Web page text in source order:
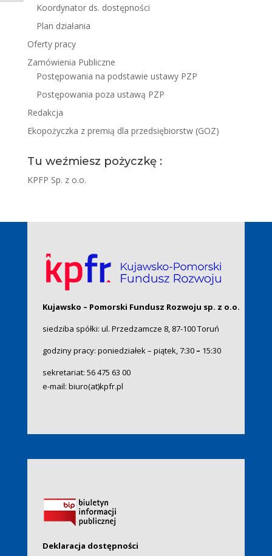
Koordynator ds. dostępności
Plan działania
Oferty pracy
Zamówienia Publiczne
Postępowania na podstawie ustawy PZP
Postępowania poza ustawą PZP
Redakcja
Ekopożyczka z premią dla przedsiębiorstw (GOZ)
Tu weźmiesz pożyczkę :
KPFP Sp. z o.o.
Kujawsko – Pomorski Fundusz Rozwoju sp. z o.o.
siedziba spółki: ul. Przedzamcze 8, 87-100 Toruń
godziny pracy: poniedziałek – piątek, 7:30– 15:30
sekretariat: 56 475 63 00
e-mail: biuro(at)kpfr.pl
Deklaracja dostępności